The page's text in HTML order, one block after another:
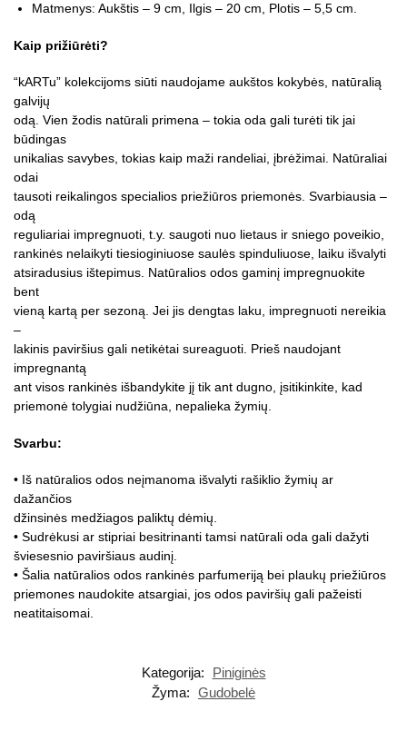
Matmenys: Aukštis – 9 cm, Ilgis – 20 cm, Plotis – 5,5 cm.
Kaip prižiūrėti?
“kARTu” kolekcijoms siūti naudojame aukštos kokybės, natūralią
galvijų
odą. Vien žodis natūrali primena – tokia oda gali turėti tik jai
būdingas
unikalias savybes, tokias kaip maži randeliai, įbrėžimai. Natūraliai
odai
tausoti reikalingos specialios priežiūros priemonės. Svarbiausia –
odą
reguliariai impregnuoti, t.y. saugoti nuo lietaus ir sniego poveikio,
rankinės nelaikyti tiesioginiuose saulės spinduliuose, laiku išvalyti
atsiradusius ištepimus. Natūralios odos gaminį impregnuokite
bent
vieną kartą per sezoną. Jei jis dengtas laku, impregnuoti nereikia
–
lakinis paviršius gali netikėtai sureaguoti. Prieš naudojant
impregnantą
ant visos rankinės išbandykite jį tik ant dugno, įsitikinkite, kad
priemonė tolygiai nudžiūna, nepalieka žymių.
Svarbu:
• Iš natūralios odos neįmanoma išvalyti rašiklio žymių ar
dažančios
džinsinės medžiagos paliktų dėmių.
• Sudrėkusi ar stipriai besitrinanti tamsi natūrali oda gali dažyti
šviesesnio paviršiaus audinį.
• Šalia natūralios odos rankinės parfumeriją bei plaukų priežiūros
priemones naudokite atsargiai, jos odos paviršių gali pažeisti
neatitaisomai.
Kategorija:
Piniginės
Žyma: Gudobelė